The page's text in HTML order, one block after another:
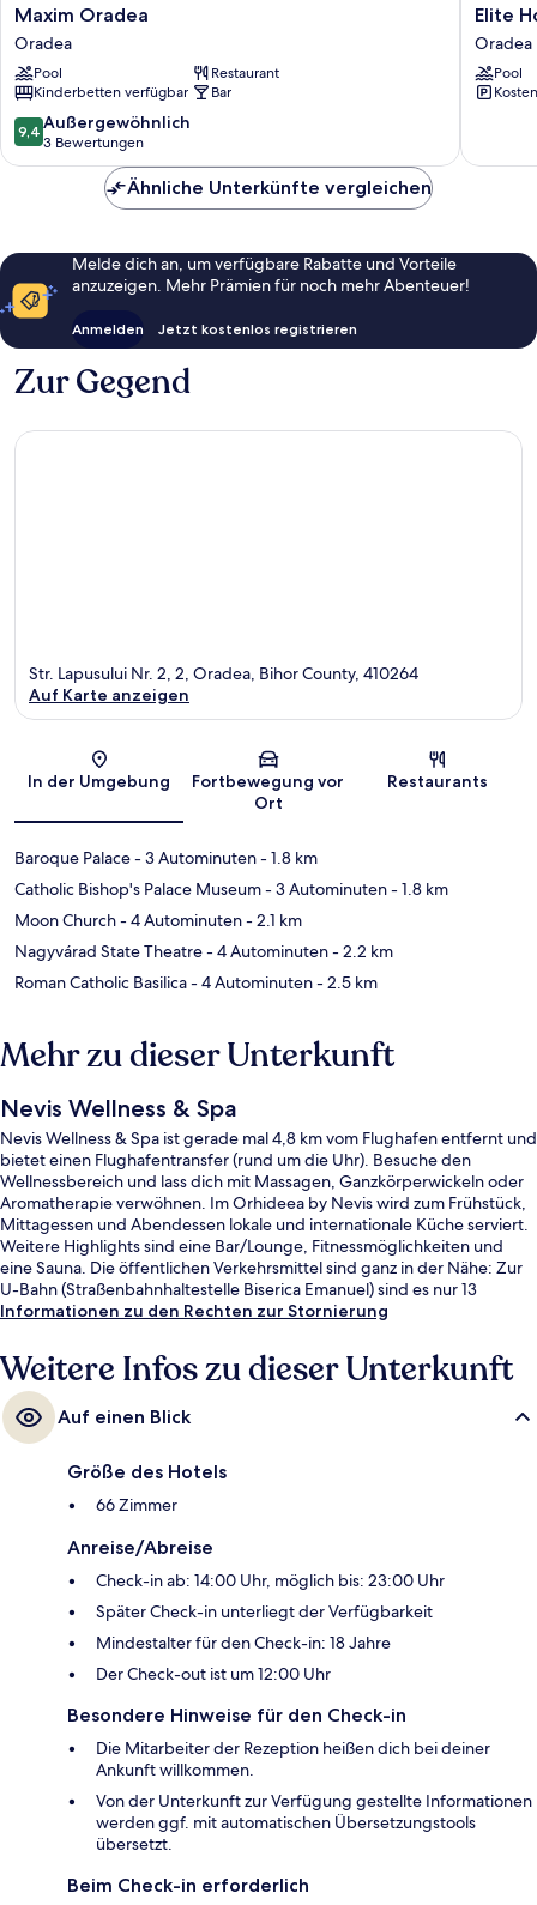
Maxim
Oradea
Oradea
Maxim Oradea
Oradea
Pool
Restaurant
Kinderbetten verfügbar
Bar
9.4
von
10,
Außergewöhnlich,
9,4 Außergewöhnlich
3 Bewertungen
Elite
Hotel
Oradea
Oradea
Elite
Oradea
Pool
Ähnliche Unterkünfte vergleichen
Melde dich an, um verfügbare Rabatte und Vorteile
anzuzeigen. Mehr Prämien für noch mehr Abenteuer!
Anmelden Jetzt kostenlos registrieren
Zur Gegend
Karte
Str. Lapusului Nr. 2, 2, Oradea, Bihor County, 410264
Auf Karte anzeigen
In der Umgebung
Fortbewegung vor
Ort
Restaurants
Baroque Palace- 3 Autominuten- 1.8 km
Catholic Bishop's Palace Museum- 3 Autominuten- 1.8 km
Moon Church- 4 Autominuten- 2.1 km
Nagyvárad State Theatre- 4 Autominuten- 2.2 km
Roman Catholic Basilica- 4 Autominuten- 2.5 km
Mehr zu dieser Unterkunft
Nevis Wellness & Spa
Nevis Wellness & Spa ist gerade mal 4,8 km vom Flughafen entfernt und
bietet einen Flughafentransfer (rund um die Uhr). Besuche den
Wellnessbereich und lass dich mit Massagen, Ganzkörperwickeln oder
Aromatherapie verwöhnen. Im Orhideea by Nevis wird zum Frühstück,
Mittagessen und Abendessen lokale und internationale Küche serviert.
Weitere Highlights sind eine Bar/Lounge, Fitnessmöglichkeiten und
eine Sauna. Die öffentlichen Verkehrsmittel sind ganz in der Nähe: Zur
U-Bahn (Straßenbahnhaltestelle Biserica Emanuel) sind es nur 13
Gehminuten.
Informationen zu den Rechten zur Stornierung
Weitere Infos zu dieser Unterkunft
Auf einen Blick
Größe des Hotels
66 Zimmer
Anreise/Abreise
Check-in ab: 14:00 Uhr, möglich bis: 23:00 Uhr
Später Check-in unterliegt der Verfügbarkeit
Mindestalter für den Check-in: 18 Jahre
Der Check-out ist um 12:00 Uhr
Besondere Hinweise für den Check-in
Die Mitarbeiter der Rezeption heißen dich bei deiner
Ankunft willkommen.
Von der Unterkunft zur Verfügung gestellte Informationen
werden ggf. mit automatischen Übersetzungstools
übersetzt.
Beim Check-in erforderlich